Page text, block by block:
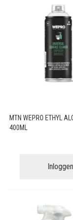
MTN WEPRO ETHYL
400ML
Inloggen